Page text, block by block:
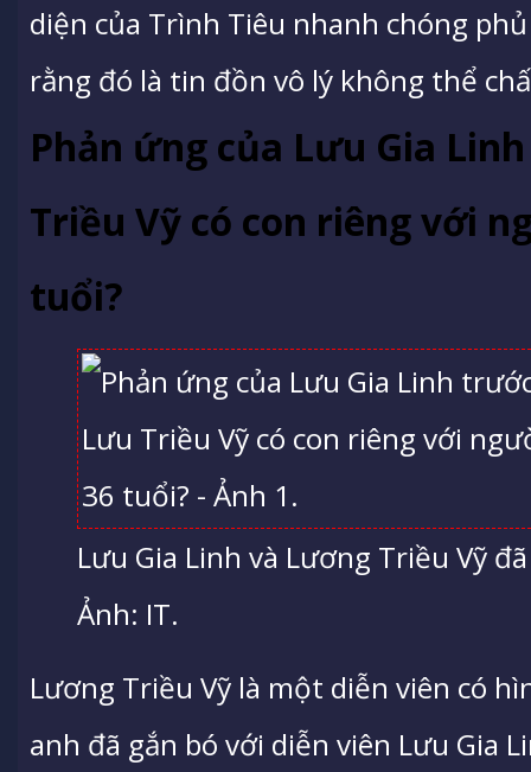
diện của Trình Tiêu nhanh chóng
rằng đó là tin đồn vô lý không thể
Phản ứng của Lưu Gia
Triều Vỹ có con riêng với
tuổi?
Lưu Gia Linh và Lương Triều Vỹ
Ảnh: IT.
Lương Triều Vỹ là một diễn viên có
anh đã gắn bó với diễn viên Lưu Gia